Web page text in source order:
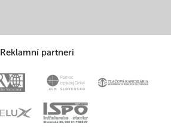
Reklamní partneri